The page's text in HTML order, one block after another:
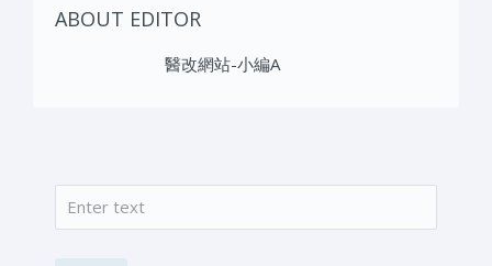
ABOUT EDITOR
醫改網站-小編A
搜尋表單